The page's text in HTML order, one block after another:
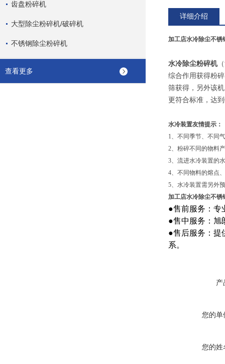
齿盘粉碎机
大型除尘粉碎机/破碎机
不锈钢除尘粉碎机
查看更多
详细介绍
加工店水冷除尘不锈
水冷除尘粉碎机
综合作用获得粉
筛获得，另外该
更符合标准，达到
水冷装置友情提示：
1、不同季节、不同
2、粉碎不同的物料
3、流进水冷装置的
4、不同物料的熔点
5、水冷装置需另外
加工店水冷除尘不锈
●售前服务：专
●售中服务：旭
●售后服务：提
系。
产
您的单
您的姓